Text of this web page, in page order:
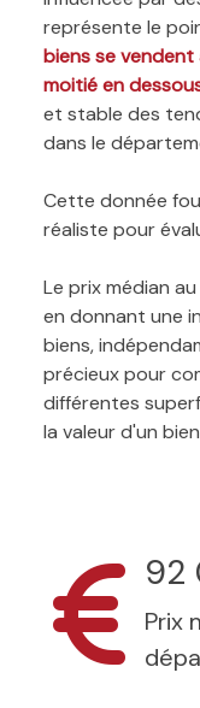
représente le
biens se
moitié en
et stable des
dans le
Cette donnée
réaliste pour
Le prix médian
en donnant une
biens,
précieux pour
différentes
la valeur d'un
92
Prix